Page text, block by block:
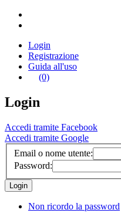
Login
Registrazione
Guida all'uso
(0)
Login
Accedi tramite Facebook
Accedi tramite Google
Email o nome utente:
Password:
Non ricordo la password